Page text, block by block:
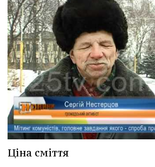
Ціна сміття